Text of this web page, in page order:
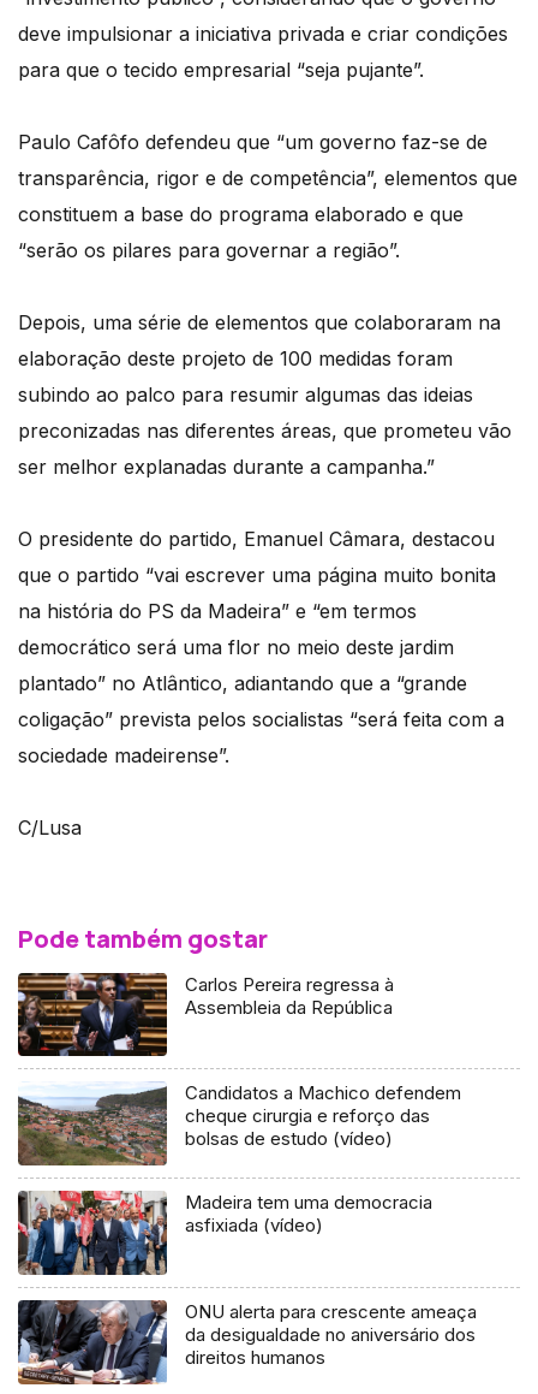
deve impulsionar a iniciativa privada e criar condições
para que o tecido empresarial “seja pujante”.
Paulo Cafôfo defendeu que “um governo faz-se de
transparência, rigor e de competência”, elementos que
constituem a base do programa elaborado e que
“serão os pilares para governar a região”.
Depois, uma série de elementos que colaboraram na
elaboração deste projeto de 100 medidas foram
subindo ao palco para resumir algumas das ideias
preconizadas nas diferentes áreas, que prometeu vão
ser melhor explanadas durante a campanha.”
O presidente do partido, Emanuel Câmara, destacou
que o partido “vai escrever uma página muito bonita
na história do PS da Madeira” e “em termos
democrático será uma flor no meio deste jardim
plantado” no Atlântico, adiantando que a “grande
coligação” prevista pelos socialistas “será feita com a
sociedade madeirense”.
C/Lusa
Pode também gostar
Carlos Pereira regressa à
Assembleia da República
Candidatos a Machico defendem
cheque cirurgia e reforço das
bolsas de estudo (vídeo)
Madeira tem uma democracia
asfixiada (vídeo)
ONU alerta para crescente ameaça
da desigualdade no aniversário dos
direitos humanos